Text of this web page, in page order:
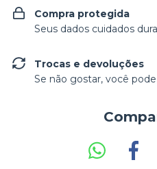
Compra protegida
Seus dados cuidados
Trocas e devoluções
Se não gostar, você